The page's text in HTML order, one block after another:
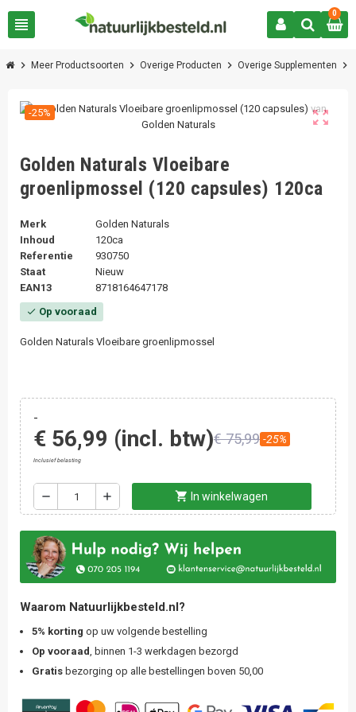
view_headline
0
chevron_right Meer Productsoorten chevron_right Overige Producten chevron_right Overige Supplementen chevron_right
zoom_out_map
-25%
Golden Naturals Vloeibare
groenlipmossel (120 capsules) 120ca
Merk
Golden Naturals
Inhoud
120ca
Referentie
930750
Staat
Nieuw
EAN13
8718164647178
check Op vooraad
Golden Naturals Vloeibare groenlipmossel
-
€ 56,99 (incl. btw)€ 75,99 -25%
Inclusief belasting
remove add shopping_cart In winkelwagen
Waarom Natuurlijkbesteld.nl?
5% korting op uw volgende bestelling
Op vooraad, binnen 1-3 werkdagen bezorgd
Gratis bezorging op alle bestellingen boven 50,00